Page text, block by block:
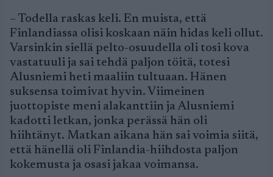
– Todella raskas keli. En muista, että
Finlandiassa olisi koskaan näin hidas keli ollut.
Varsinkin siellä pelto-osuudella oli tosi kova
vastatuuli ja sai tehdä paljon töitä, totesi
Alusniemi heti maaliin tultuaan. Hänen
suksensa toimivat hyvin. Viimeinen
juottopiste meni alakanttiin ja Alusniemi
kadotti letkan, jonka perässä hän oli
hiihtänyt. Matkan aikana hän sai voimia siitä,
että hänellä oli Finlandia-hiihdosta paljon
kokemusta ja osasi jakaa voimansa.